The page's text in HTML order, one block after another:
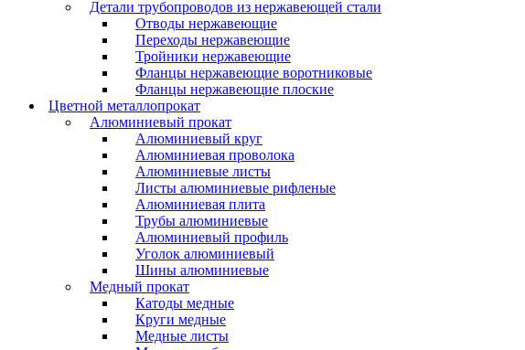
Детали трубопроводов из нержавеющей стали
Отводы нержавеющие
Переходы нержавеющие
Тройники нержавеющие
Фланцы нержавеющие воротниковые
Фланцы нержавеющие плоские
Цветной металлопрокат
Алюминиевый прокат
Алюминиевый круг
Алюминиевая проволока
Алюминиевые листы
Листы алюминиевые рифленые
Алюминиевая плита
Трубы алюминиевые
Алюминиевый профиль
Уголок алюминиевый
Шины алюминиевые
Медный прокат
Катоды медные
Круги медные
Медные листы